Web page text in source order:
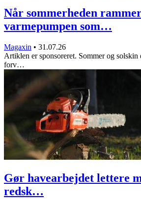
Når sommerheden
varmepumpen som…
Magaxin • 31.07.26
Artiklen er sponsoreret. Sommer og solskin
forv…
Gør havearbejdet lettere
redsk…